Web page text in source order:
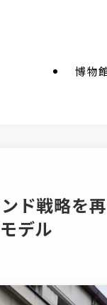
博物
ド戦略を
デル